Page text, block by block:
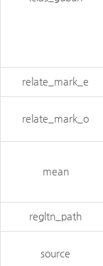
relate_mark_e
relate_mark_o
mean
regltn_path
source